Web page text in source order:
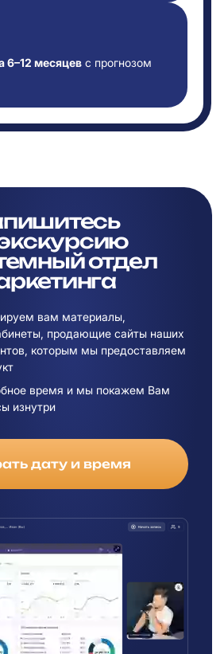
6–12 месяцев с прогнозом
отдел
вам материалы,
продающие сайты наших
которым мы предоставляем
время и мы покажем Вам
изнутри
дату и время